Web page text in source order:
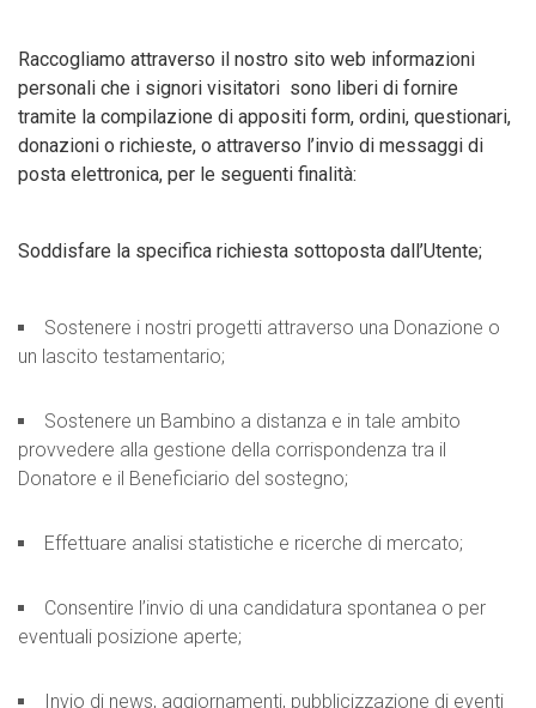
Raccogliamo attraverso il nostro sito web informazioni
personali che i signori visitatori sono liberi di fornire
tramite la compilazione di appositi form, ordini, questionari,
donazioni o richieste, o attraverso l’invio di messaggi di
posta elettronica, per le seguenti finalità:
Soddisfare la specifica richiesta sottoposta dall’Utente;
Sostenere i nostri progetti attraverso una Donazione o
un lascito testamentario;
Sostenere un Bambino a distanza e in tale ambito
provvedere alla gestione della corrispondenza tra il
Donatore e il Beneficiario del sostegno;
Effettuare analisi statistiche e ricerche di mercato;
Consentire l’invio di una candidatura spontanea o per
eventuali posizione aperte;
Invio di news, aggiornamenti, pubblicizzazione di eventi